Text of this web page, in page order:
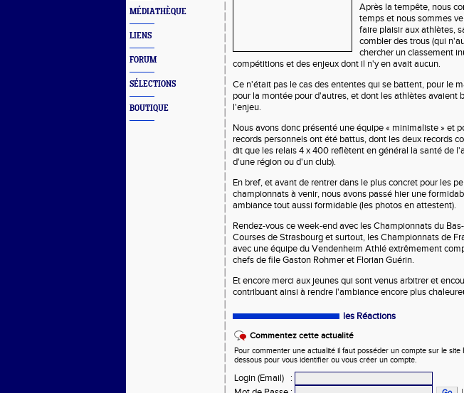
MÉDIATHÈQUE
LIENS
FORUM
SÉLECTIONS
BOUTIQUE
Après la tempête, nous
temps et nous sommes
faire plaisir aux athlètes,
combler des trous (qui
chercher un classement
compétitions et des enjeux dont il n'y en avait aucun.
Ce n'était pas le cas des ententes qui se battent, pour le
pour la montée pour d'autres, et dont les athlètes avaient
l'enjeu.
Nous avons donc présenté une équipe « minimaliste » et
records personnels ont été battus, dont les deux records
dit que les relais 4 x 400 reflètent en général la santé de
d'une région ou d'un club).
En bref, et avant de rentrer dans le plus concret pour les
championnats à venir, nous avons passé hier une
ambiance tout aussi formidable (les photos en attestent).
Rendez-vous ce week-end avec les Championnats du
Courses de Strasbourg et surtout, les Championnats de
avec une équipe du Vendenheim Athlé extrêmement
chefs de file Gaston Rohmer et Florian Guérin.
Et encore merci aux jeunes qui sont venus arbitrer et
contribuant ainsi à rendre l'ambiance encore plus
les Réactions
Commentez cette actualité
Pour commenter une actualité il faut posséder un compte sur le site
dessous pour vous identifier ou vous créer un compte.
Login (Email)
: